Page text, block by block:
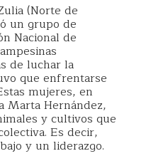
(Norte de
un grupo de
Nacional de
de luchar la
que enfrentarse
mujeres, en
Marta Hernández,
y cultivos que
Es decir,
y un liderazgo.